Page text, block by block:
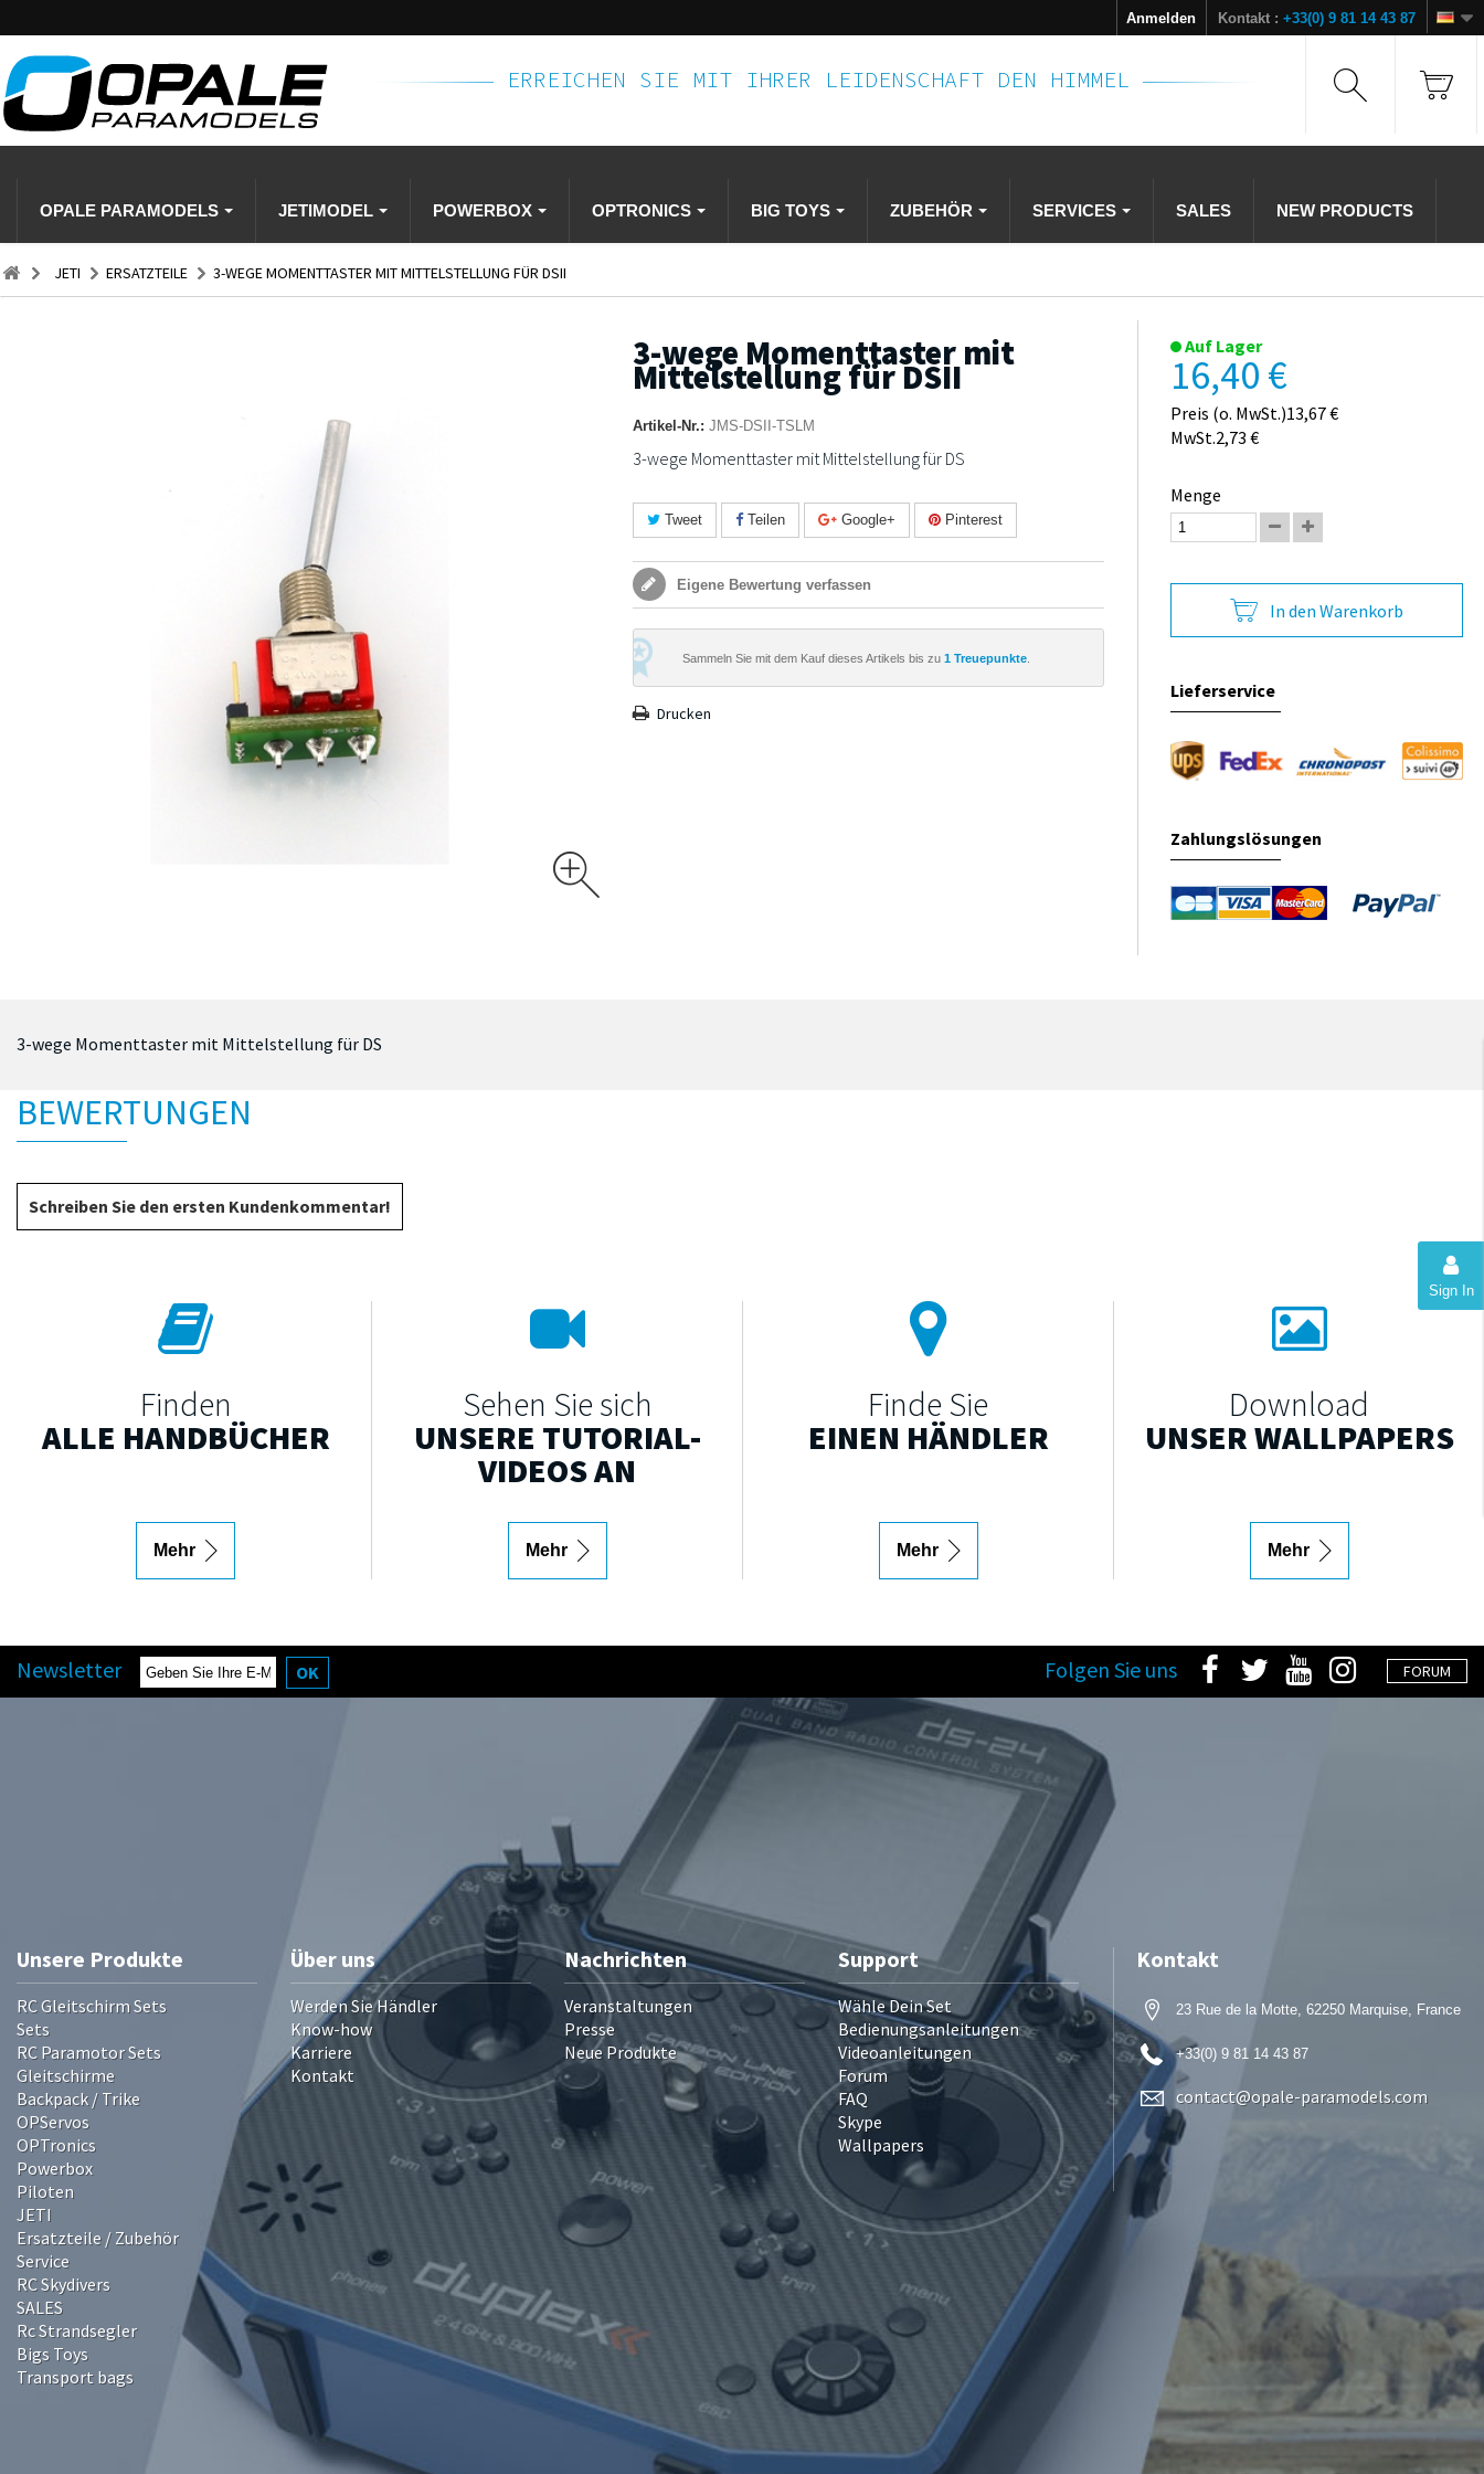
Kontakt : +33(0) 9 81 14 43 87
Anmelden
ERREICHEN SIE MIT IHRER LEIDENSCHAFT DEN HIMMEL
OPALE PARAMODELS JETIMODEL POWERBOX OPTRONICS BIG TOYS ZUBEHÖR SERVICES SALES NEW PRODUCTS
Sign In
JETI ERSATZTEILE 3-WEGE MOMENTTASTER MIT MITTELSTELLUNG FÜR DSII
3-wege Momenttaster mit
Mittelstellung für DSII
Artikel-Nr.: JMS-DSII-TSLM
3-wege Momenttaster mit Mittelstellung für DS
Tweet Teilen Google+ Pinterest
Eigene Bewertung verfassen
Sammeln Sie mit dem Kauf dieses Artikels bis zu 1Treuepunkte.
Drucken
Auf Lager
16,40 €
Preis (o. MwSt.)13,67 €
MwSt.2,73 €
Menge
In den Warenkorb
Lieferservice
Zahlungslösungen
3-wege Momenttaster mit Mittelstellung für DS
BEWERTUNGEN
Schreiben Sie den ersten Kundenkommentar!
Finden
ALLE HANDBÜCHER
Mehr
Sehen Sie sich
UNSERE TUTORIAL-
VIDEOS AN
Mehr
Finde Sie
EINEN HÄNDLER
Mehr
Download
UNSER WALLPAPERS
Mehr
Newsletter OK FORUM
Folgen Sie uns
Unsere Produkte
RC Gleitschirm Sets
Sets
RC Paramotor Sets
Gleitschirme
Backpack / Trike
OPServos
OPTronics
Powerbox
Piloten
JETI
Ersatzteile / Zubehör
Service
RC Skydivers
SALES
Rc Strandsegler
Bigs Toys
Transport bags
Über uns
Werden Sie Händler
Know-how
Karriere
Kontakt
Nachrichten
Veranstaltungen
Presse
Neue Produkte
Support
Wähle Dein Set
Bedienungsanleitungen
Videoanleitungen
Forum
FAQ
Skype
Wallpapers
Kontakt
23 Rue de la Motte, 62250 Marquise, France
+33(0) 9 81 14 43 87
contact@opale-paramodels.com